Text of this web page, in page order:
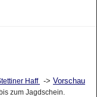
Haff -> Vorschau
zum Jagdschein.